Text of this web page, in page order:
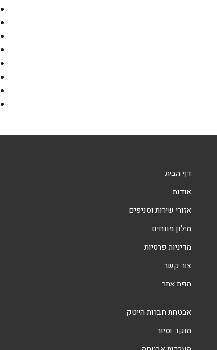
דף הבית
אודות
אזורי שירות וסניפים
מילון מונחים
מדיניות פרטיות
צור קשר
מפת אתר
אבטחת חברות הייטק
מוקד וסיור